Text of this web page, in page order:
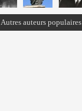
Autres auteurs populaires